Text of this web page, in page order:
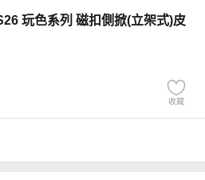
玩色系列 磁扣側掀(立架式)皮
收藏